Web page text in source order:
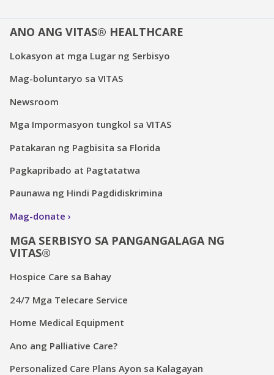
ANO ANG VITAS® HEALTHCARE
Lokasyon at mga Lugar ng Serbisyo
Mag-boluntaryo sa VITAS
Newsroom
Mga Impormasyon tungkol sa VITAS
Patakaran ng Pagbisita sa Florida
Pagkapribado at Pagtatatwa
Paunawa ng Hindi Pagdidiskrimina
Mag-donate
MGA SERBISYO SA PANGANGALAGA NG
VITAS®
Hospice Care sa Bahay
24/7 Mga Telecare Service
Home Medical Equipment
Ano ang Palliative Care?
Personalized Care Plans Ayon sa Kalagayan